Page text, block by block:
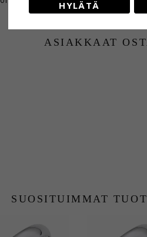
ASIAKKAAT
SUOSITUIMMAT
HYLÄTÄ